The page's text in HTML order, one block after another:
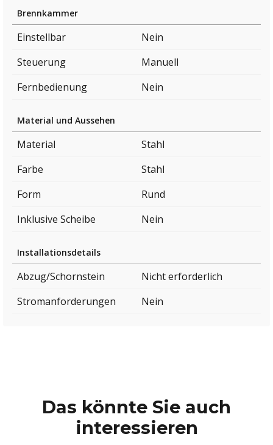
Brennkammer
Einstellbar
Nein
Steuerung
Manuell
Fernbedienung
Nein
Material und Aussehen
Material
Stahl
Farbe
Stahl
Form
Rund
Inklusive Scheibe
Nein
Installationsdetails
Abzug/Schornstein
Nicht erforderlich
Stromanforderungen
Nein
Das könnte Sie auch
interessieren